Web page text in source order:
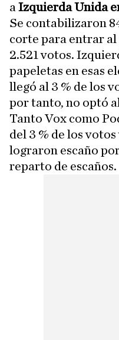
a Izquierda Unida
Se contabilizaron
corte para entrar al
2.521 votos.
papeletas en esas
llegó al 3 % de los
por tanto, no optó
Tanto Vox como
del 3 % de los
lograron escaño
reparto de escaños.